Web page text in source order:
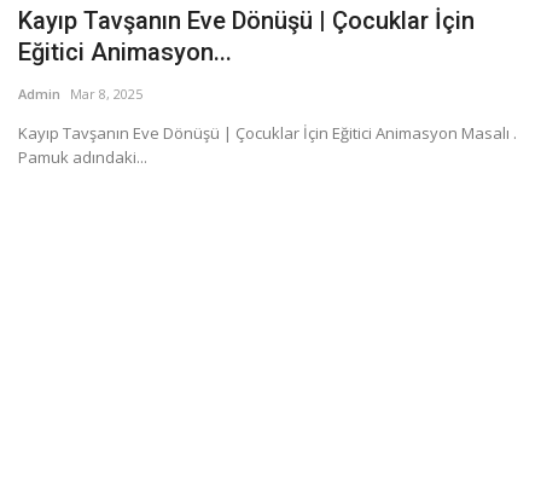
Kayıp Tavşanın Eve Dönüşü | Çocuklar İçin
Eğitici Animasyon...
Admin Mar 8, 2025
Kayıp Tavşanın Eve Dönüşü | Çocuklar İçin Eğitici Animasyon Masalı .
Pamuk adındaki...